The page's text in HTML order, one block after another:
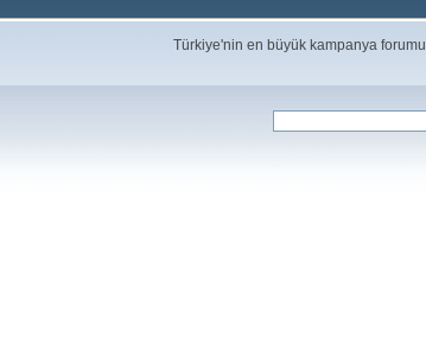
Türkiye'nin en büyük kampanya forumu